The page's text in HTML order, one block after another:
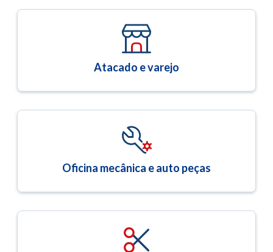
Atacado e varejo
Oficina mecânica e auto peças